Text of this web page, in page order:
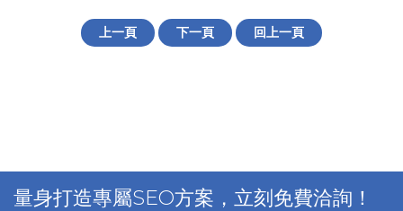
上一頁 下一頁 回上一頁
量身打造專屬SEO方案，立刻免費洽詢！